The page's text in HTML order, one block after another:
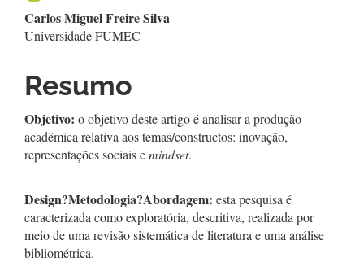
Carlos Miguel Freire Silva
Universidade FUMEC
Resumo
Objetivo: o objetivo deste artigo é analisar a produção
acadêmica relativa aos temas/constructos: inovação,
representações sociais emindset.
Design?Metodologia?Abordagem: esta pesquisa é
caracterizada como exploratória, descritiva, realizada por
meio de uma revisão sistemática de literatura e uma análise
bibliométrica.